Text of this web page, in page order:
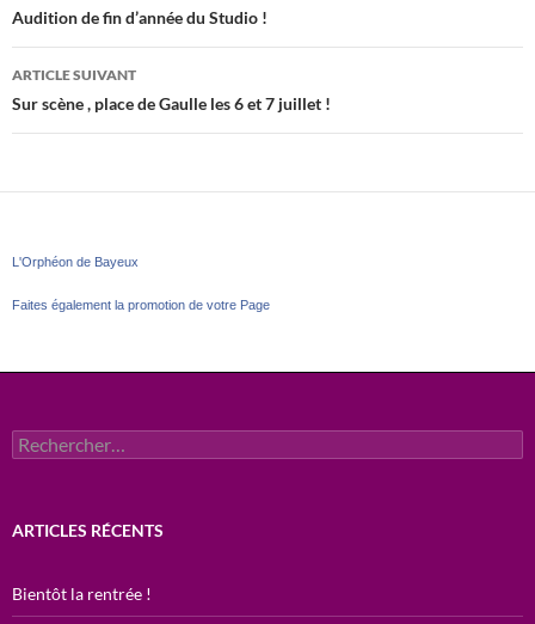
des
articles
Audition de fin d’année du Studio !
ARTICLE SUIVANT
Sur scène , place de Gaulle les 6 et 7 juillet !
L'Orphéon de Bayeux
Faites également la promotion de votre Page
Rechercher :
ARTICLES RÉCENTS
Bientôt la rentrée !